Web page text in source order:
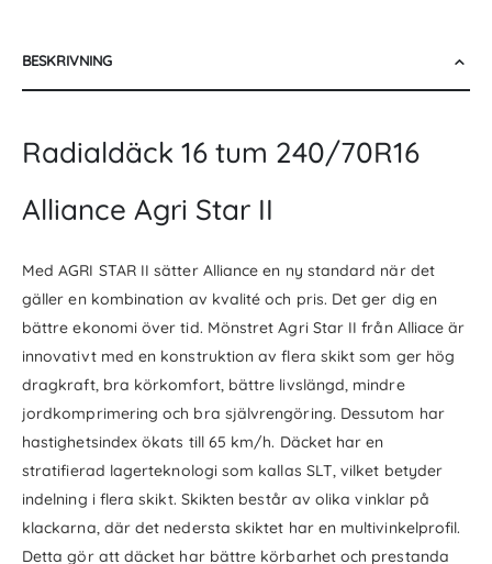
BESKRIVNING
Radialdäck 16 tum 240/70R16
Alliance Agri Star II
Med AGRI STAR II sätter Alliance en ny standard när det
gäller en kombination av kvalité och pris. Det ger dig en
bättre ekonomi över tid. Mönstret Agri Star II från Alliace är
innovativt med en konstruktion av flera skikt som ger hög
dragkraft, bra körkomfort, bättre livslängd, mindre
jordkomprimering och bra självrengöring. Dessutom har
hastighetsindex ökats till 65 km/h. Däcket har en
stratifierad lagerteknologi som kallas SLT, vilket betyder
indelning i flera skikt. Skikten består av olika vinklar på
klackarna, där det nedersta skiktet har en multivinkelprofil.
Detta gör att däcket har bättre körbarhet och prestanda